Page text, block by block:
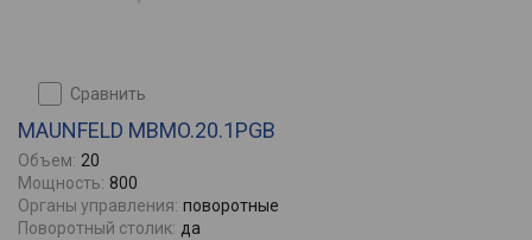
сравнить
MAUNFELD MBMO.20.1PGB
Объем: 20
Мощность: 800
Органы управления: поворотные
Поворотный столик: да